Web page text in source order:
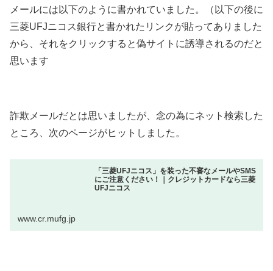
メールには以下のように書かれていました。（以下の後に
三菱UFJニコス銀行と書かれたリンクが貼ってありました
から、それをクリックすると偽サイトに誘導されるのだと
思います
詐欺メールだとは思いましたが、念の為にネット検索した
ところ、次のページがヒットしました。
「三菱UFJニコス」を装った不審なメールやSMS
にご注意ください！｜クレジットカードなら三菱
UFJニコス
www.cr.mufg.jp